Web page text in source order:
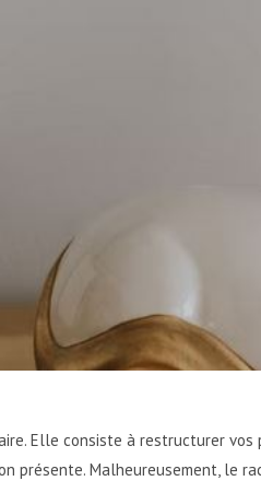
Elle consiste à restructurer
présente. Malheureusement, le